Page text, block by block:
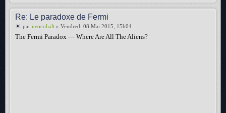
Re: Le paradoxe de Fermi
par neocobalt » Vendredi 08 Mai 2015, 15h04
The Fermi Paradox — Where Are All The Aliens?